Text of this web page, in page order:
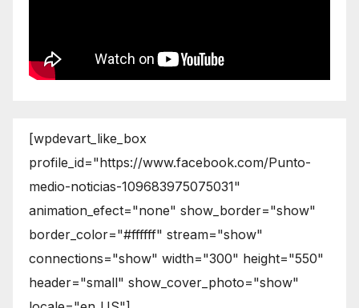
[wpdevart_like_box
profile_id="https://www.facebook.com/Punto-
medio-noticias-109683975075031"
animation_efect="none" show_border="show"
border_color="#ffffff" stream="show"
connections="show" width="300" height="550"
header="small" show_cover_photo="show"